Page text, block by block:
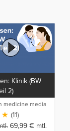
Klinik (BW
2)
medicine media
(11)
69,99 € mtl.